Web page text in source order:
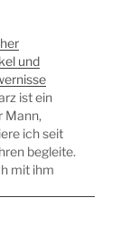
und
ist ein
Mann,
ich seit
begleite.
mit ihm